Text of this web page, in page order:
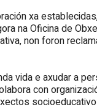
xa
na Oficina de
non foron
vida e axudar a
con